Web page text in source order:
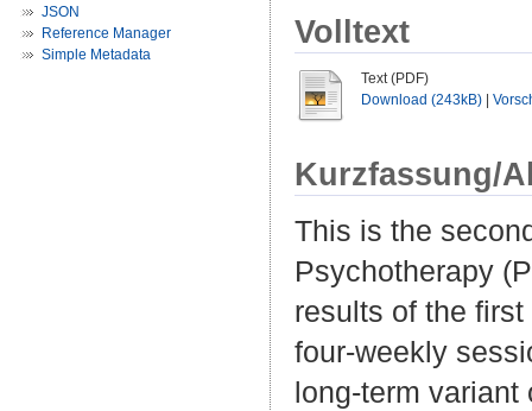
JSON
Reference Manager
Simple Metadata
Volltext
Text (PDF)
Download (243kB)
Kurzfassung/
This is the
Psychotherapy
results of the
four-weekly
long-term